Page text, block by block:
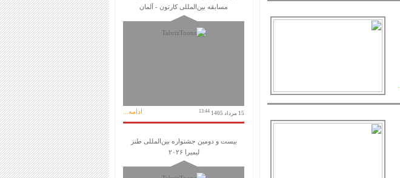
مسابقه بین‌المللی کارتون - آلمان
15 مرداد 1405 13:44 ادامه...
بیست و دومین جشنواره بین‌المللی طنز
لیمیرا ۲۰۲۶